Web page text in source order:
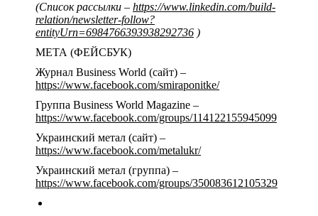
(Список рассылки – https://www.linkedin.com/build-
relation/newsletter-follow?
entityUrn=6984766393938292736 )
МЕТА (ФЕЙСБУК)
Журнал Business World (сайт) –
https://www.facebook.com/smiraponitke/
Группа Business World Magazine –
https://www.facebook.com/groups/114122155945099
Украинский метал (сайт) –
https://www.facebook.com/metalukr/
Украинский метал (группа) –
https://www.facebook.com/groups/350083612105329